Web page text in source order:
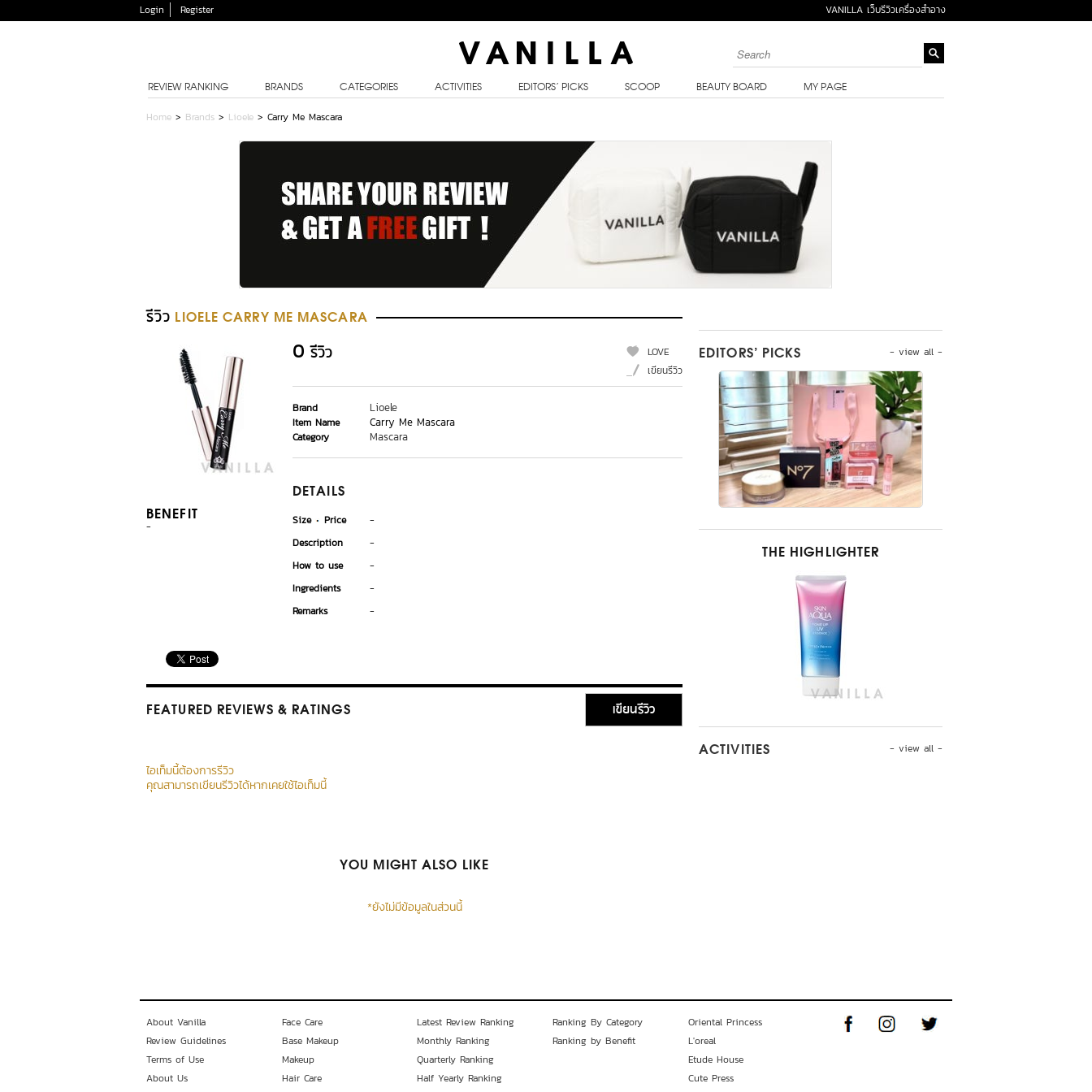
Login Register VANILLA เว็บรีวิวเครื่องสำอาง
REVIEW RANKING BRANDS CATEGORIES ACTIVITIES EDITORS’ PICKS SCOOP BEAUTY BOARD MY PAGE
Home > Brands > Lioele > Carry Me Mascara
รีวิว LIOELE CARRY ME MASCARA
BENEFIT
-
0 รีวิว
LOVE
เขียนรีวิว
Brand Lioele
Item Name Carry Me Mascara
Category Mascara
DETAILS
Size Price
-
Description
-
How to use
-
Ingredients
-
Remarks
-
FEATURED REVIEWS & RATINGS เขียนรีวิว
ไอเท็มนี้ต้องการรีวิว
คุณสามารถเขียนรีวิวได้หากเคยใช้ไอเท็มนี้
YOU MIGHT ALSO LIKE
*ยังไม่มีข้อมูลในส่วนนี้
- view all -
EDITORS’ PICKS
THE HIGHLIGHTER
- view all -
ACTIVITIES
About Vanilla
Review Guidelines
Terms of Use
About Us
Face Care
Base Makeup
Makeup
Hair Care
Latest Review Ranking
Monthly Ranking
Quarterly Ranking
Half Yearly Ranking
Ranking By Category
Ranking by Benefit
Oriental Princess
L'oreal
Etude House
Cute Press